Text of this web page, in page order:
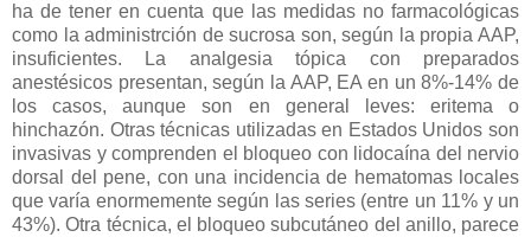
ha de tener en cuenta que las medidas no farmacológicas
como la administrción de sucrosa son, según la propia AAP,
insuficientes. La analgesia tópica con preparados
anestésicos presentan, según la AAP, EA en un 8%-14% de
los casos, aunque son en general leves: eritema o
hinchazón. Otras técnicas utilizadas en Estados Unidos son
invasivas y comprenden el bloqueo con lidocaína del nervio
dorsal del pene, con una incidencia de hematomas locales
que varía enormemente según las series (entre un 11% y un
43%). Otra técnica, el bloqueo subcutáneo del anillo, parece